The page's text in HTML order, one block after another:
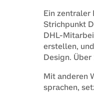
Ein zentraler
Strichpunkt
DHL-
erstellen,
Design.
Mit anderen
sprachen,